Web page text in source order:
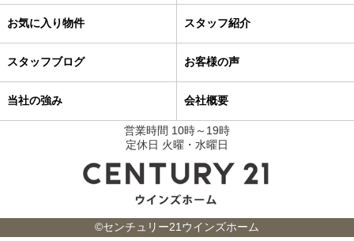
お気に入り物件 スタッフ紹介
スタッフブログ お客様の声
当社の強み 会社概要
営業時間 10時～19時
定休日 火曜・水曜日
©センチュリー21ウインズホーム